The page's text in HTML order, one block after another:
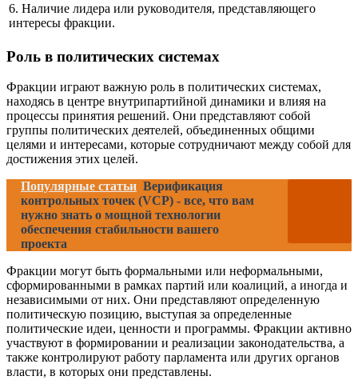
6. Наличие лидера или руководителя, представляющего
интересы фракции.
Роль в политических системах
Фракции играют важную роль в политических системах,
находясь в центре внутрипартийной динамики и влияя на
процессы принятия решений. Они представляют собой
группы политических деятелей, объединенных общими
целями и интересами, которые сотрудничают между собой для
достижения этих целей.
Популярные статьи Верификация
контрольных точек (VCP) - все, что вам
нужно знать о мощной технологии
обеспечения стабильности вашего
проекта
Фракции могут быть формальными или неформальными,
сформированными в рамках партий или коалиций, а иногда и
независимыми от них. Они представляют определенную
политическую позицию, выступая за определенные
политические идеи, ценности и программы. Фракции активно
участвуют в формировании и реализации законодательства, а
также контролируют работу парламента или других органов
власти, в которых они представлены.